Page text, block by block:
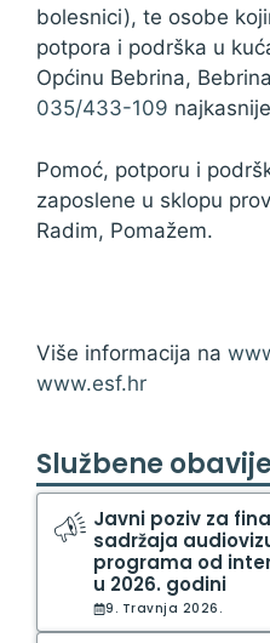
bolesnici), te osobe
potpora i podrška u
Općinu Bebrina,
035/433-109
Pomoć, potporu i
zaposlene u sklopu
Radim, Pomažem.
Više informacija na
www.esf.hr
Službene
Javni poziv za
sadržaja
programa od
u 2026. godini
9. Travnja 2026.